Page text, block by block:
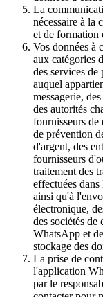
La
nécessaire à la
et de formation
Vos données à
aux catégories
des services de
auquel
messagerie,
des autorités
fournisseurs de
de prévention
d'argent, des
fournisseurs
traitement des
effectuées
ainsi qu'à
électronique,
des sociétés
WhatsApp et
stockage des
La prise de
l'application
par le